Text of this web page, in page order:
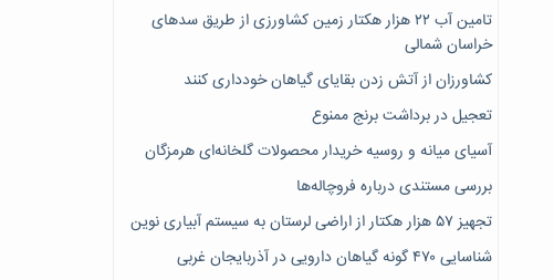
تامین آب ۲۲ هزار هکتار زمین کشاورزی از طریق سدهای
خراسان شمالی
کشاورزان از آتش زدن بقایای گیاهان خودداری کنند
تعجیل در برداشت برنج ممنوع
آسیای میانه و روسیه خریدار محصولات گلخانه‌ای هرمزگان
بررسی مستندی درباره فروچاله‌ها
تجهیز ۵۷ هزار هکتار از اراضی لرستان به سیستم آبیاری نوین
شناسایی ۴۷٠ گونه گیاهان دارویی در آذربایجان غربی